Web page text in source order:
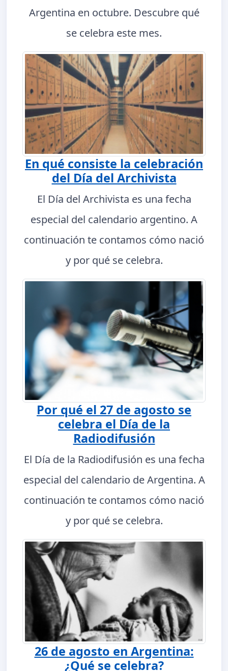
Argentina en octubre. Descubre qué
se celebra este mes.
En qué consiste la celebración
del Día del Archivista
El Día del Archivista es una fecha
especial del calendario argentino. A
continuación te contamos cómo nació
y por qué se celebra.
Por qué el 27 de agosto se
celebra el Día de la
Radiodifusión
El Día de la Radiodifusión es una fecha
especial del calendario de Argentina. A
continuación te contamos cómo nació
y por qué se celebra.
26 de agosto en Argentina:
¿Qué se celebra?